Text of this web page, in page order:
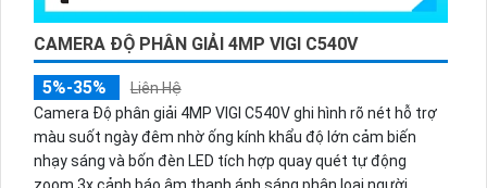
CAMERA ĐỘ PHÂN GIẢI 4MP VIGI C540V
5%-35%
Liên Hệ
Camera Độ phân giải 4MP VIGI C540V ghi hình rõ nét hỗ trợ
màu suốt ngày đêm nhờ ống kính khẩu độ lớn cảm biến
nhạy sáng và bốn đèn LED tích hợp quay quét tự động